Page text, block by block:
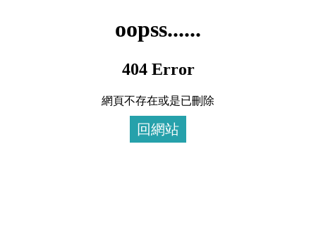
oopss......
404 Error
網頁不存在或是已刪除
回網站